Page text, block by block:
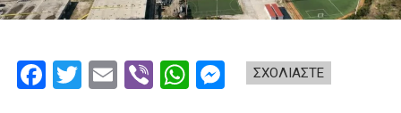
ΣΧΟΛΙΑΣΤΕ
F
T
E
Vi W